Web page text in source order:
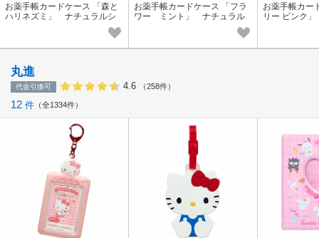
お薬手帳カードケース 「森と
ハリネズミ」 ナチュラルシ
お薬手帳カードケース 「フラ
ワー ミント」 ナチュラル
お薬手帳カー
リー ピンク
丸進
代金引換可 4.6 （258件）
12 件 全1334件